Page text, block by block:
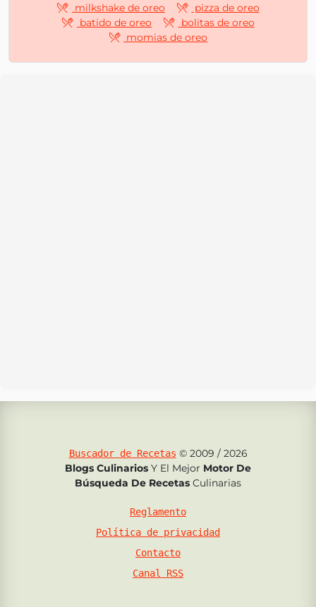
milkshake de oreo
pizza de oreo
batido de oreo
bolitas de oreo
momias de oreo
Buscador de Recetas © 2009 / 2026
Blogs Culinarios Y El Mejor Motor De
Búsqueda De Recetas Culinarias
Reglamento
Política de privacidad
Contacto
Canal RSS